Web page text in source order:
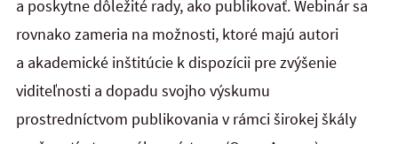
a poskytne dôležité rady, ako publikovať. Webinár sa
rovnako zameria na možnosti, ktoré majú autori
a akademické inštitúcie k dispozícii pre zvýšenie
viditeľnosti a dopadu svojho výskumu
prostredníctvom publikovania v rámci širokej škály